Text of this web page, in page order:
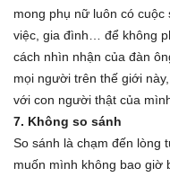
mong phụ nữ luôn có
việc, gia đình… để không
cách nhìn nhận của đàn
mọi người trên thế giới
với con người thật của
7. Không so sánh
So sánh là chạm đến lòng
muốn mình không bao giờ